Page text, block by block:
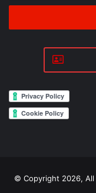
Email
© Copyright 2026,